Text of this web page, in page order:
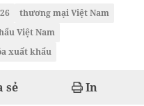
thương mại Việt Nam
Việt Nam
xuất khẩu
sẻ In